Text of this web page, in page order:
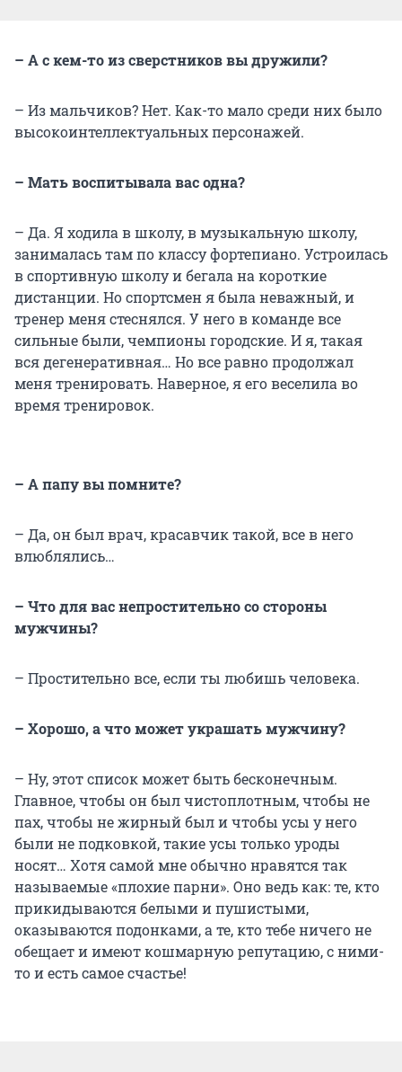
– А с кем-то из сверстников вы дружили?
– Из мальчиков? Нет. Как-то мало среди них было
высокоинтеллектуальных персонажей.
– Мать воспитывала вас одна?
– Да. Я ходила в школу, в музыкальную школу,
занималась там по классу фортепиано. Устроилась
в спортивную школу и бегала на короткие
дистанции. Но спортсмен я была неважный, и
тренер меня стеснялся. У него в команде все
сильные были, чемпионы городские. И я, такая
вся дегенеративная… Но все равно продолжал
меня тренировать. Наверное, я его веселила во
время тренировок.
– А папу вы помните?
– Да, он был врач, красавчик такой, все в него
влюблялись…
– Что для вас непростительно со стороны
мужчины?
– Простительно все, если ты любишь человека.
– Хорошо, а что может украшать мужчину?
– Ну, этот список может быть бесконечным.
Главное, чтобы он был чистоплотным, чтобы не
пах, чтобы не жирный был и чтобы усы у него
были не подковкой, такие усы только уроды
носят… Хотя самой мне обычно нравятся так
называемые «плохие парни». Оно ведь как: те, кто
прикидываются белыми и пушистыми,
оказываются подонками, а те, кто тебе ничего не
обещает и имеют кошмарную репутацию, с ними-
то и есть самое счастье!